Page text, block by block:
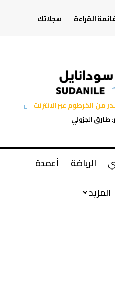
القراءة
سجلاتك
الخرطوم عبر الانترنت
طارق الجزولي
الرياضة
أعمدة
المزيد